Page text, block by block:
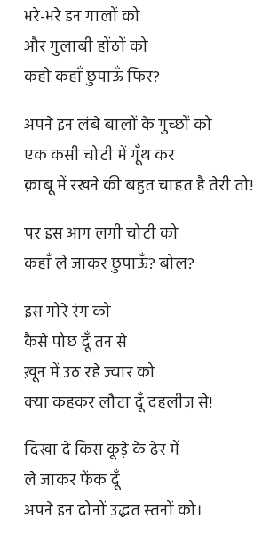
भरे-भरे इन गालों को
और गुलाबी होंठों को
कहो कहाँ छुपाऊँ फिर?
अपने इन लंबे बालों के गुच्छों को
एक कसी चोटी में गूँथ कर
क़ाबू में रखने की बहुत चाहत है तेरी तो!
पर इस आग लगी चोटी को
कहाँ ले जाकर छुपाऊँ? बोल?
इस गोरे रंग को
कैसे पोछ दूँ तन से
ख़ून में उठ रहे ज्वार को
क्या कहकर लौटा दूँ दहलीज़ से!
दिखा दे किस कूड़े के ढेर में
ले जाकर फेंक दूँ
अपने इन दोनों उद्धत स्तनों को।